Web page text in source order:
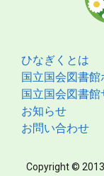
ひなぎくとは
国立国会図書
国立国会図書館
お知らせ
お問い合わせ
Copyright ©